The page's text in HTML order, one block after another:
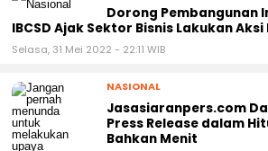
Dorong Pembangunan
IBCSD Ajak Sektor Bisnis Lakukan
Selasa, 31 Mei 2022 - 22:11 WIB
NASIONAL
Jasasiaranpers.com
Press Release dalam
Bahkan Menit